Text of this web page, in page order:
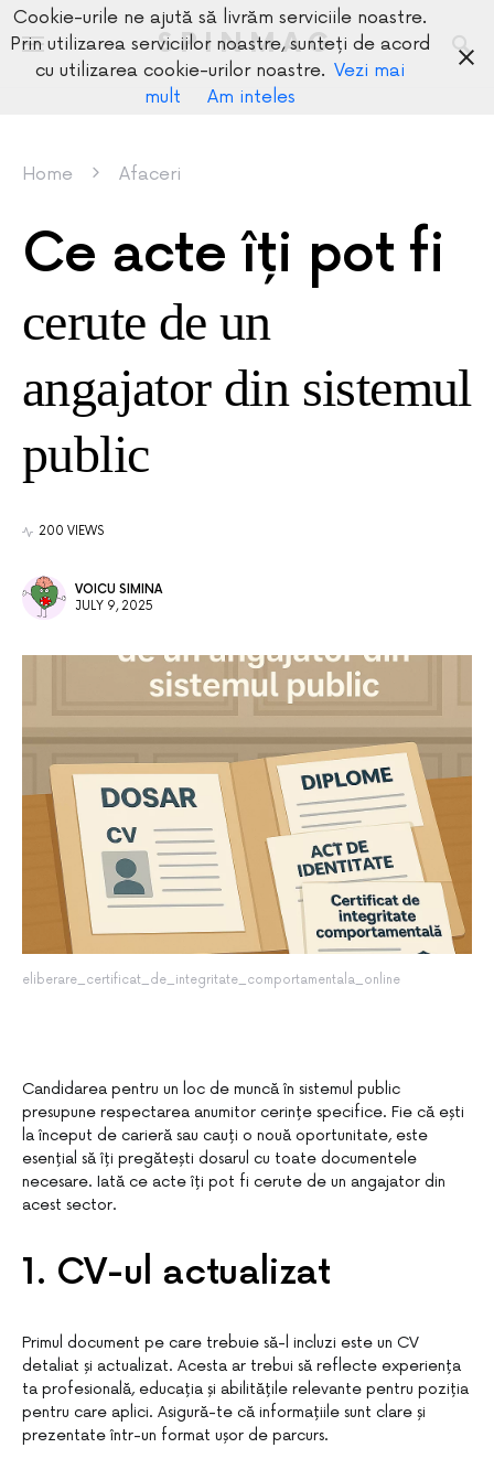
SPINMAG
Home Afaceri
eliberare_certificat_de_integritate_comportamentala_online
Ce acte îți pot fi
cerute de un
angajator din sistemul
public
200 VIEWS
VOICU SIMINA
JULY 9, 2025
Candidarea pentru un loc de muncă în sistemul public
presupune respectarea anumitor cerințe specifice. Fie că ești
la început de carieră sau cauți o nouă oportunitate, este
esențial să îți pregătești dosarul cu toate documentele
necesare. Iată ce acte îți pot fi cerute de un angajator din
acest sector.
1. CV-ul actualizat
Primul document pe care trebuie să-l incluzi este un CV
detaliat și actualizat. Acesta ar trebui să reflecte experiența
ta profesională, educația și abilitățile relevante pentru poziția
pentru care aplici. Asigură-te că informațiile sunt clare și
prezentate într-un format ușor de parcurs.
Cookie-urile ne ajută să livrăm serviciile noastre.
Prin utilizarea serviciilor noastre, sunteți de acord
cu utilizarea cookie-urilor noastre. Vezi mai
mult
Am inteles